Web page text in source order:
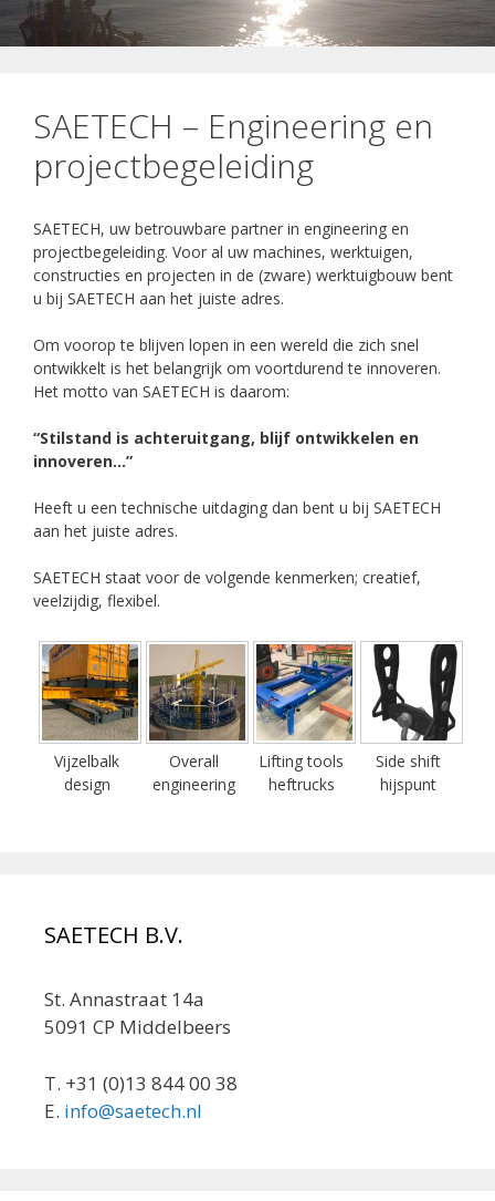
SAETECH – Engineering en
projectbegeleiding
SAETECH, uw betrouwbare partner in engineering en
projectbegeleiding. Voor al uw machines, werktuigen,
constructies en projecten in de (zware) werktuigbouw bent
u bij SAETECH aan het juiste adres.
Om voorop te blijven lopen in een wereld die zich snel
ontwikkelt is het belangrijk om voortdurend te innoveren.
Het motto van SAETECH is daarom:
“Stilstand is achteruitgang, blijf ontwikkelen en
innoveren…”
Heeft u een technische uitdaging dan bent u bij SAETECH
aan het juiste adres.
SAETECH staat voor de volgende kenmerken; creatief,
veelzijdig, flexibel.
Vijzelbalk
design
Overall
engineering
Lifting tools
heftrucks
Side shift
hijspunt
SAETECH B.V.
St. Annastraat 14a
5091 CP Middelbeers
T. +31 (0)13 844 00 38
E. info@saetech.nl